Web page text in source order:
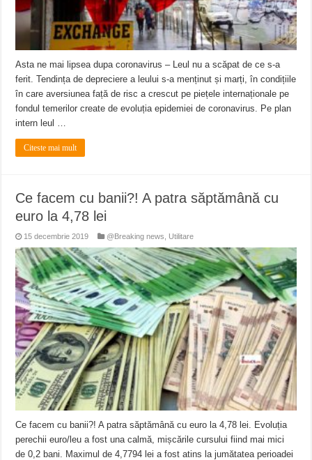
Asta ne mai lipsea dupa coronavirus – Leul nu a scăpat de ce s-a
ferit. Tendința de depreciere a leului s-a menținut și marți, în condițiile
în care aversiunea față de risc a crescut pe piețele internaționale pe
fondul temerilor create de evoluția epidemiei de coronavirus. Pe plan
intern leul …
Citeste mai mult
Ce facem cu banii?! A patra săptămână cu
euro la 4,78 lei
15 decembrie 2019 @Breaking news Utilitare
Ce facem cu banii?! A patra săptămână cu euro la 4,78 lei. Evoluția
perechii euro/leu a fost una calmă, mișcările cursului fiind mai mici
de 0,2 bani. Maximul de 4,7794 lei a fost atins la jumătatea perioadei